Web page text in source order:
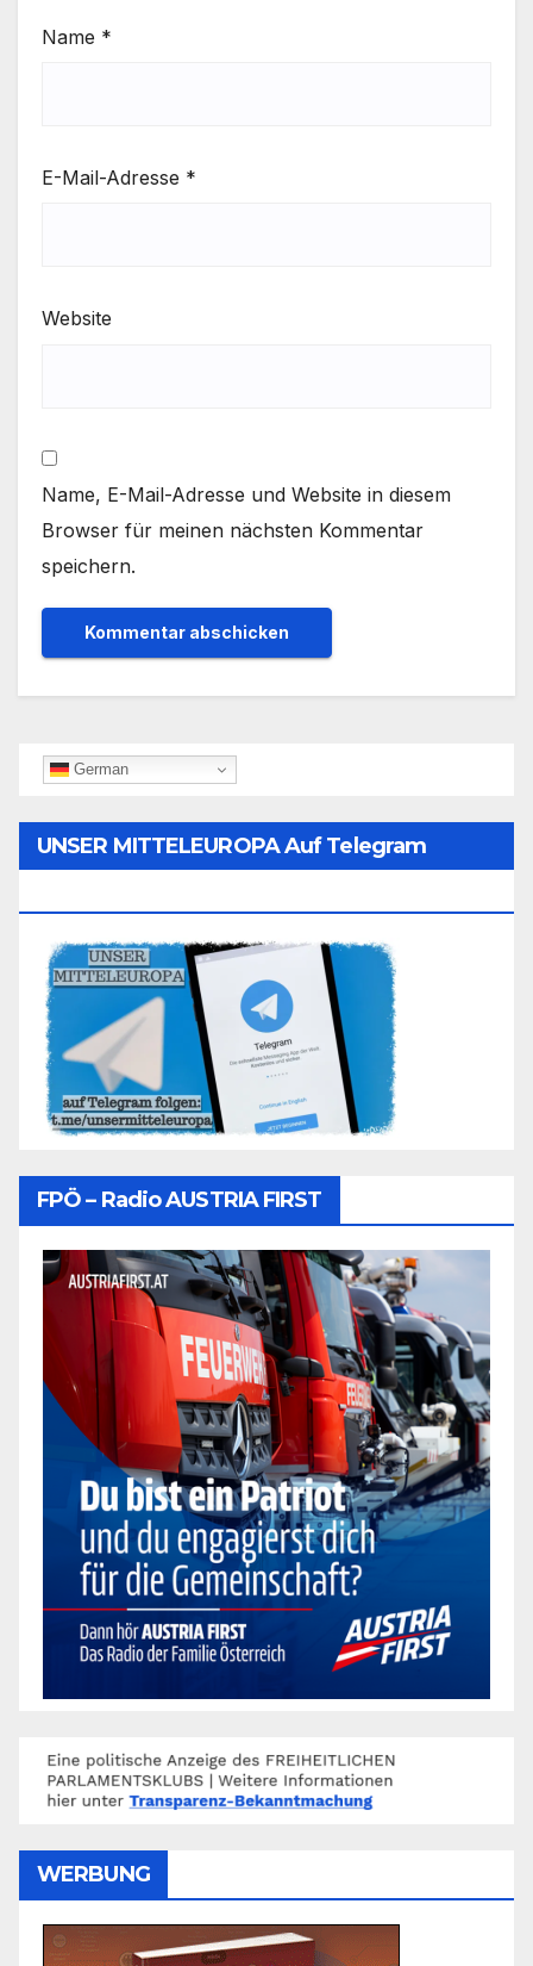
Name *
E-Mail-Adresse *
Website
Name, E-Mail-Adresse und Website in diesem
Browser für meinen nächsten Kommentar
speichern.
German
UNSER MITTELEUROPA Auf Telegram
FPÖ – Radio AUSTRIA FIRST
WERBUNG